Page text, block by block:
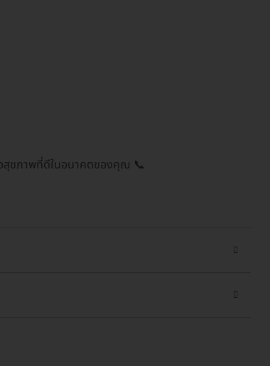
สุขภาพที่ดีในอนาคตของคุณ 📞